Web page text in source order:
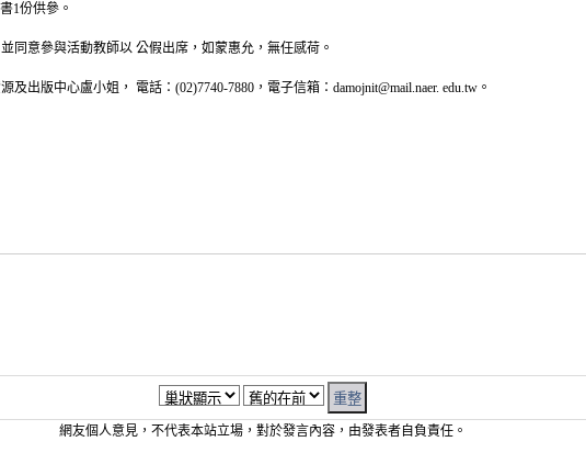
1份供參。
同意參與活動教師以 公假出席，如蒙惠允，無任感荷。
出版中心盧小姐， 電話：(02)7740-7880，電子信箱：damojnit@mail.naer. edu.tw。
網友個人意見，不代表本站立場，對於發言內容，由發表者自負責任。